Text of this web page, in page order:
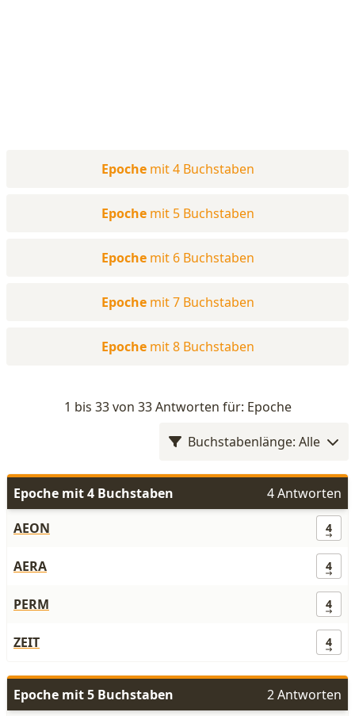
Epoche mit 4 Buchstaben
Epoche mit 5 Buchstaben
Epoche mit 6 Buchstaben
Epoche mit 7 Buchstaben
Epoche mit 8 Buchstaben
1 bis 33 von 33 Antworten für: Epoche
Buchstabenlänge: Alle
Epoche mit 4 Buchstaben
4 Antworten
AEON
4
AERA 4
PERM 4
ZEIT 4
Epoche mit 5 Buchstaben
2 Antworten